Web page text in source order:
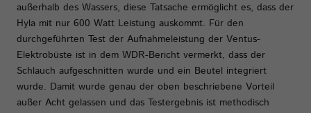
außerhalb des Wassers, diese Tatsache ermöglicht es, dass der
Hyla mit nur 600 Watt Leistung auskommt. Für den
durchgeführten Test der Aufnahmeleistung der Ventus-
Elektrobüste ist in dem WDR-Bericht vermerkt, dass der
Schlauch aufgeschnitten wurde und ein Beutel integriert
wurde. Damit wurde genau der oben beschriebene Vorteil
außer Acht gelassen und das Testergebnis ist methodisch